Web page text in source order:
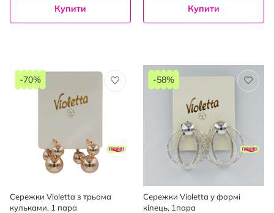
Купити Купити
Сережки Violetta з трьома
кульками, 1 пара
-70%
Сережки Violetta у формі
кілець, 1пара
-58%